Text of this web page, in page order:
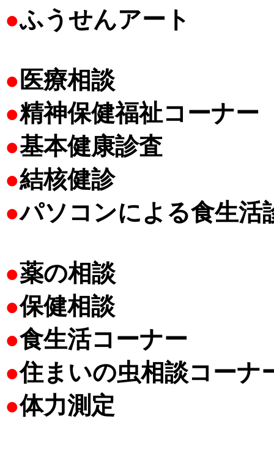
●ふうせんアート
● 医療相談
●精神保健福祉コーナー
●基本健康診査
●結核健診
●パソコンによる食生活
●薬の相談
●保健相談
●食生活コーナー
●住まいの虫相談コーナ
●体力測定